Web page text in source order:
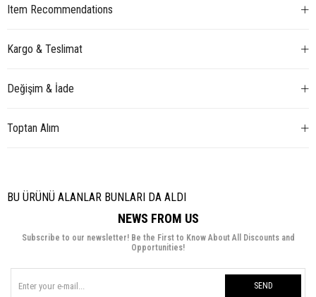
Item Recommendations
Kargo & Teslimat
Değişim & İade
Toptan Alım
BU ÜRÜNÜ ALANLAR BUNLARI DA ALDI
NEWS FROM US
Subscribe to our newsletter! Be the First to Know About All Discounts and
Opportunities!
SEND